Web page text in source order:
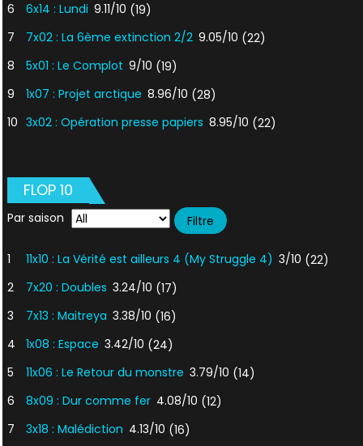
6
6x14 : Lundi 9.11/10 (19)
7
7x02 : La 6ème extinction 2/2 9.05/10 (22)
8
5x01 : Le Complot 9/10 (19)
9
1x07 : Projet arctique 8.96/10 (28)
10 3x02 : Opération presse papiers 8.95/10 (22)
FLOP 10
Par saison
1 11x10 : La Vérité est ailleurs 4 (My Struggle 4) 3/10 (22)
2
7x20 : Doubles 3.24/10 (17)
3
7x13 : Maitreya 3.38/10 (16)
4
1x08 : Espace 3.42/10 (24)
5
11x06 : Le Retour du monstre 3.79/10 (14)
6
8x09 : Dur comme fer 4.08/10 (12)
7
3x18 : Malédiction 4.13/10 (16)